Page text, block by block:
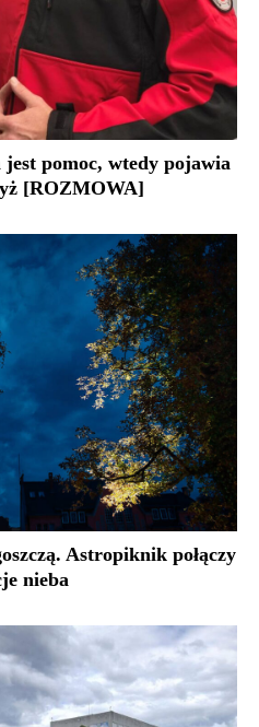
pomoc, wtedy pojawia
[ROZMOWA]
Astropiknik połączy
nieba